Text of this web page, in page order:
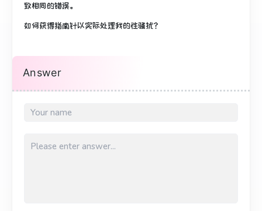
致相同的错误。
如何获得指南针以实际处理我的性骚扰？
Answer